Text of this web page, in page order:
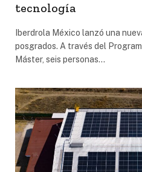
tecnología
Iberdrola México lanzó una
posgrados. A través del
Máster, seis personas…